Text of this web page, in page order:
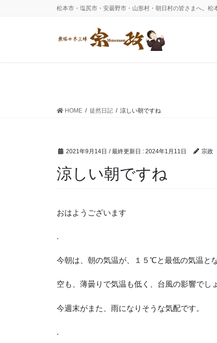
松本市・塩尻市・安曇野市・山形村・朝日村の皆さまへ。
HOME 徒然日記 涼しい朝ですね
2021年9月14日 / 最終更新日 : 2024年1月11日 宗政
涼しい朝ですね
おはようございます
.
今朝は、朝の気温が、１５℃と最低の気温と
空も、薄曇りで気温も低く、台風の影響でし
今週末がまた、雨になりそうな気配です。
.